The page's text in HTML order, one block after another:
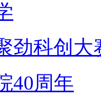
劲科创大
40周年